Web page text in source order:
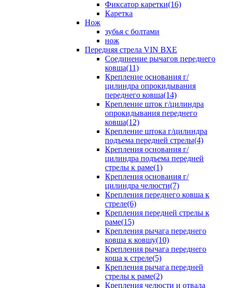
Фиксатор каретки(16)
Каретка
Нож
зубья с болтами
нож
Передняя стрела VIN BXE
Cоединение рычагов переднего
ковша(11)
Крепление основания г/
цилиндра опрокидывания
переднего ковша(14)
Крепление шток г/цилиндра
опрокидывания переднего
ковша(12)
Крепление штока г/цилиндра
подъема передней стрелы(4)
Крепления основания г/
цилиндра подъема передней
стрелы к раме(1)
Крепления основания г/
цилиндра челюсти(7)
Крепления переднего ковша к
стреле(6)
Крепления передней стрелы к
раме(15)
Крепления рычага переднего
ковша к ковшу(10)
Крепления рычага переднего
коша к стреле(5)
Крепления рычага передней
стрелы к раме(2)
Крепления челюсти и отвала